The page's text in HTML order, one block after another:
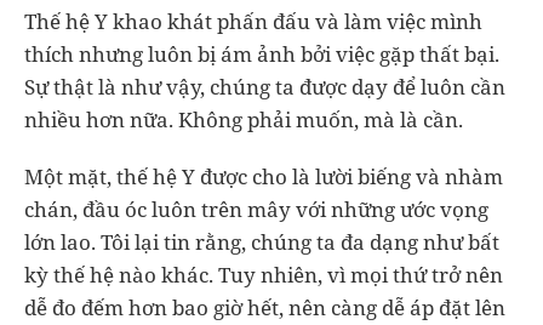
Thế hệ Y khao khát phấn đấu và làm việc mình
thích nhưng luôn bị ám ảnh bởi việc gặp thất bại.
Sự thật là như vậy, chúng ta được dạy để luôn cần
nhiều hơn nữa. Không phải muốn, mà là cần.
Một mặt, thế hệ Y được cho là lười biếng và nhàm
chán, đầu óc luôn trên mây với những ước vọng
lớn lao. Tôi lại tin rằng, chúng ta đa dạng như bất
kỳ thế hệ nào khác. Tuy nhiên, vì mọi thứ trở nên
dễ đo đếm hơn bao giờ hết, nên càng dễ áp đặt lên